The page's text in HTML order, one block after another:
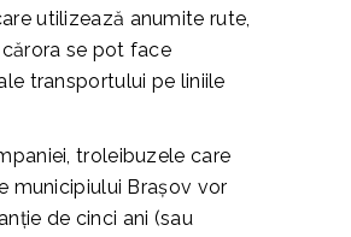
utilizează anumite rute,
se pot face
transportului pe liniile
troleibuzele care
municipiului Brașov vor
de cinci ani (sau